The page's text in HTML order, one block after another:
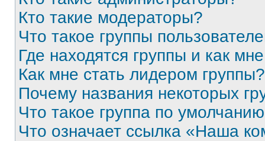
Кто такие модераторы?
Что такое группы
Где находятся группы и как
Как мне стать лидером группы?
Почему названия некоторых
Что такое группа по
Что означает ссылка «Наша